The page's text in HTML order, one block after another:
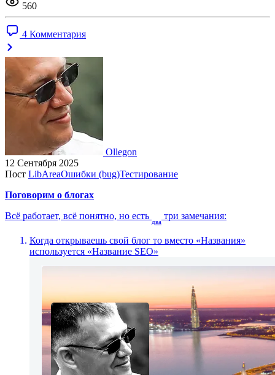
560
4 Комментария
Ollegon
12 Сентября 2025
Пост LibAreaОшибки (bug)Тестирование
Поговорим о блогах
Всё работает, всё понятно, но есть
два
три замечания:
Когда открываешь свой блог то вместо «Названия»
используется «Название SEO»